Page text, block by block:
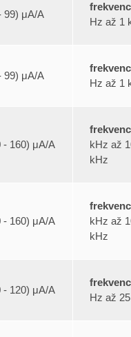
99) μA/A
Hz až 1
99) μA/A
Hz až 1
- 160) μA/A
kHz až
kHz
- 160) μA/A
kHz až
kHz
- 120) μA/A
Hz až